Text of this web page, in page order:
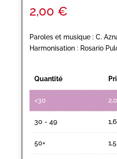
2,00 €
Paroles et musique : C.
Harmonisation : Rosario
Quantité
<30
30 - 49
50+